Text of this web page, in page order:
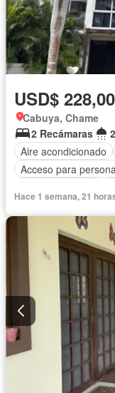
USD$
Cabuya, Chame
2 Recámaras
Aire acondicionado
Acceso para
Hace 1 semana, 21